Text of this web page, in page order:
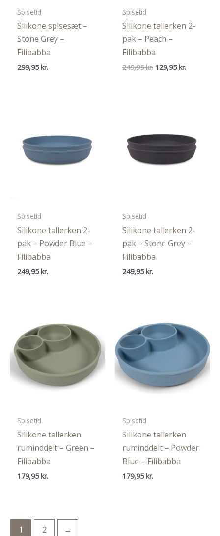
Spisetid
Silikone spisesæt –
Stone Grey –
Filibabba
299,95 kr.
Spisetid
Silikone tallerken 2-
pak – Peach –
Filibabba
249,95kr. Den
129,95 kr.Den
Spisetid
Silikone tallerken 2-
pak – Powder Blue –
Filibabba
249,95kr.
Spisetid
Silikone tallerken 2-
pak – Stone Grey –
Filibabba
249,95kr.
Spisetid
Silikone tallerken
ruminddelt – Green –
Filibabba
179,95kr.
Spisetid
Silikone tallerken
ruminddelt – Powder
Blue – Filibabba
179,95kr.
1 2 →